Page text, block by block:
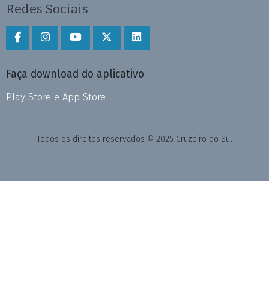
Redes Sociais
Faça download do aplicativo
Play Store e App Store
Todos os direitos reservados © 2025 Cruzeiro do Sul